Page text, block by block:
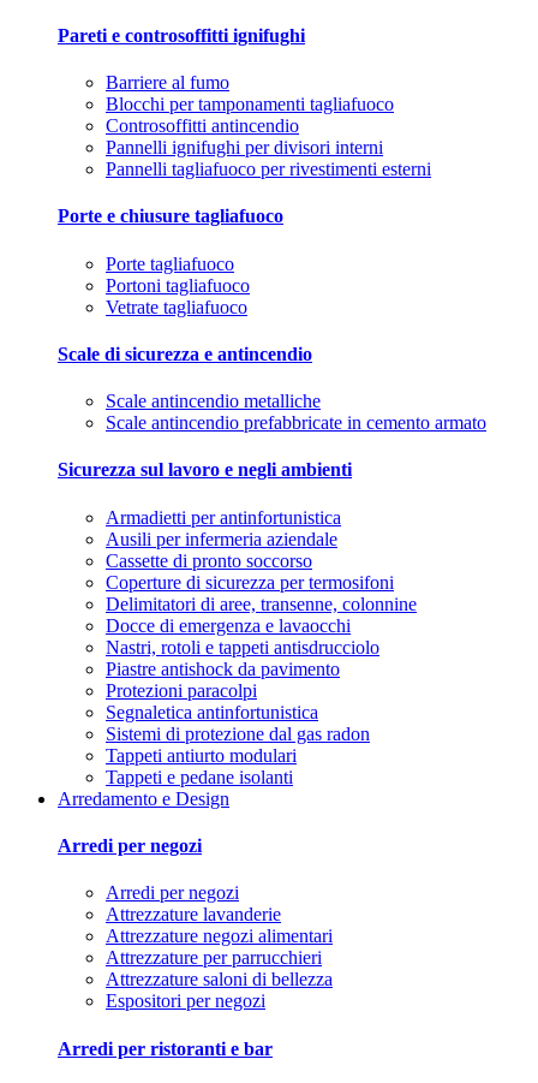
Pareti e controsoffitti ignifughi
Barriere al fumo
Blocchi per tamponamenti tagliafuoco
Controsoffitti antincendio
Pannelli ignifughi per divisori interni
Pannelli tagliafuoco per rivestimenti esterni
Porte e chiusure tagliafuoco
Porte tagliafuoco
Portoni tagliafuoco
Vetrate tagliafuoco
Scale di sicurezza e antincendio
Scale antincendio metalliche
Scale antincendio prefabbricate in cemento armato
Sicurezza sul lavoro e negli ambienti
Armadietti per antinfortunistica
Ausili per infermeria aziendale
Cassette di pronto soccorso
Coperture di sicurezza per termosifoni
Delimitatori di aree, transenne, colonnine
Docce di emergenza e lavaocchi
Nastri, rotoli e tappeti antisdrucciolo
Piastre antishock da pavimento
Protezioni paracolpi
Segnaletica antinfortunistica
Sistemi di protezione dal gas radon
Tappeti antiurto modulari
Tappeti e pedane isolanti
Arredamento e Design
Arredi per negozi
Arredi per negozi
Attrezzature lavanderie
Attrezzature negozi alimentari
Attrezzature per parrucchieri
Attrezzature saloni di bellezza
Espositori per negozi
Arredi per ristoranti e bar